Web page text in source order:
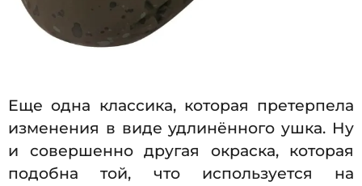
Еще одна классика, которая претерпела
изменения в виде удлинённого ушка. Ну
и совершенно другая окраска, которая
подобна той, что используется на